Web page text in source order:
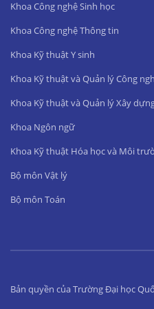
Khoa Công nghệ Sinh học
Khoa Công nghệ Thông tin
Khoa Kỹ thuật Y sinh
Khoa Kỹ thuật và Quản lý Công
Khoa Kỹ thuật và Quản lý Xây
Khoa Ngôn ngữ
Khoa Kỹ thuật Hóa học và Môi
Bộ môn Vật lý
Bộ môn Toán
Bản quyền của Trường Đại học